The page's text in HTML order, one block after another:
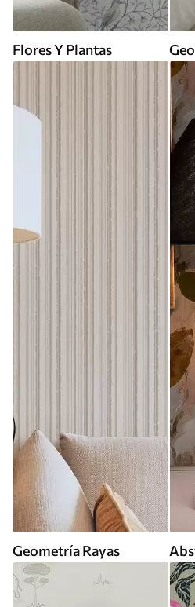
Flores Y Plantas
Geometría Rayas